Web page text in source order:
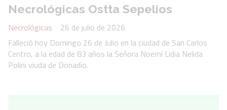
Necrológicas Ostta Sepelios
Necrológicas
26 de julio de 2026
Falleció hoy Domingo 26 de Julio en la ciudad de San Carlos
Centro, a la edad de 83 años la Señora Noemí Lidia Nelida
Polini viuda de Donadio.